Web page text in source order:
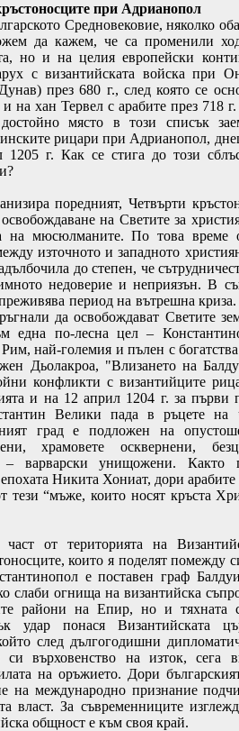
при Адрианопол
Средновековие, няколко
да кажем, че са променили
но и на целия европейски
с византийската войска при
през 680 г., след която се
на хан Тервел с арабите през 718
място в този списък
рицари при Адрианопол,
г. Как се стига до този
поредният, Четвърти
на Светите за
на мюсюлманите. По това време
източното и западното
до степен, че
недоверие и неприязън. В
период на вътрешна криза.
да освобождават Светите
една по-лесна цел –
най-големия и пълен с
Дьолакроа, "Влизането на
конфликти с византийците
и на 12 април 1204 г. за първи
Велики пада в ръцете на
град е подложен на
храмовете осквернени,
– варварски унищожени. Както
Никита Хониат, дори
тези “мъже, които носят кръста
от територията на
които я поделят помежду
е поставен граф
слаби огнища на византийска
райони на Епир, но и тяхната
удар понася Византийската
след дългогодишни
върховенство на изток, сега
на оръжието. Дори
на международно признание
власт. За съвременниците
общност е към своя край.